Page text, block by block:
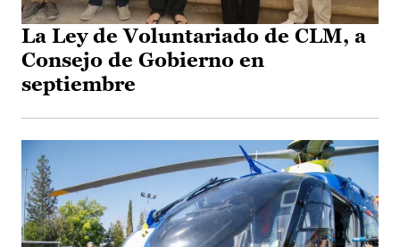
La Ley de Voluntariado de CLM, a
Consejo de Gobierno en
septiembre